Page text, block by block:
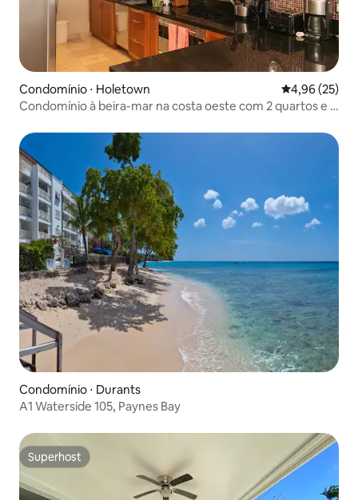
Condomínio ⋅ Holetown 4,96 de uma
4,96 (25)
Condomínio à beira-mar na costa oeste com 2 quartos e 2
Condomínio ⋅ Durants
A1 Waterside 105, Paynes Bay
Superhost
Superhost